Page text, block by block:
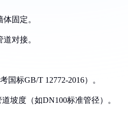
固定。
对接。
标GB/T 12772-2016）。
坡度（如DN100标准管径）。